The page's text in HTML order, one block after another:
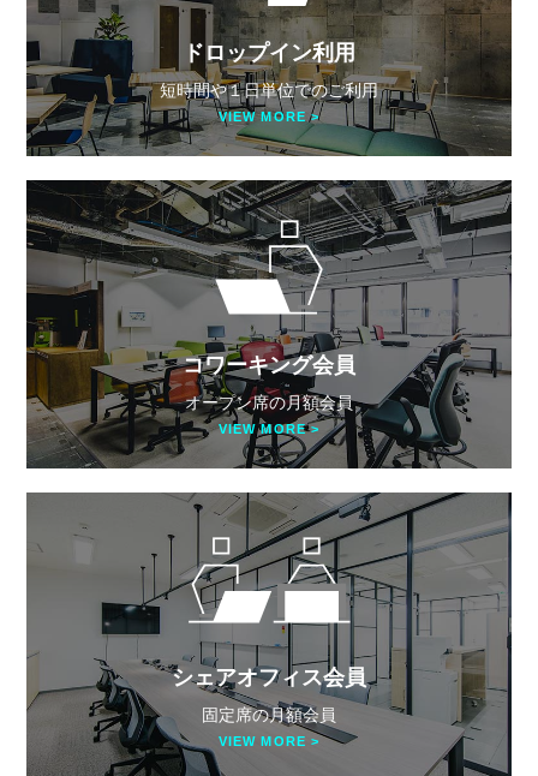
ドロップイン利用
短時間や１日単位でのご利用
VIEW MORE >
コワーキング会員
オープン席の月額会員
VIEW MORE >
シェアオフィス会員
固定席の月額会員
VIEW MORE >